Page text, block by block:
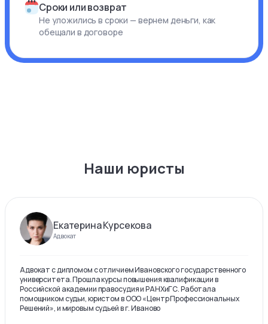
Сроки или возврат
Не уложились в сроки — вернем деньги, как
обещали в договоре
Наши юристы
Екатерина Курсекова
Адвокат
Адвокат с дипломом с отличием Ивановского государственного
университета. Прошла курсы повышения квалификации в
Российской академии правосудия и РАНХиГС. Работала
помощником судьи, юристом в ООО «Центр Профессиональных
Решений», и мировым судьей в г. Иваново